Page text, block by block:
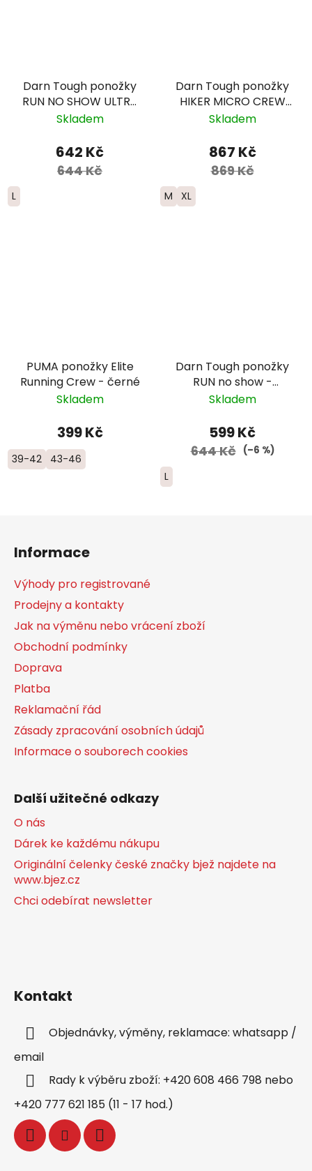
Darn Tough ponožky
RUN NO SHOW ULTRA
Lightweight Merino -
Skladem
642 Kč
644 Kč
L
Darn Tough ponožky
HIKER MICRO CREW
Midweight Merino -
fialové
Skladem
867 Kč
869 Kč
M XL
PUMA ponožky Elite
Running Crew - černé
Skladem
399 Kč
39-42 43-46
Darn Tough ponožky
RUN no show -
ultralightweight s
růžové
Skladem
599 Kč
644 Kč (–6 %)
L
Informace
Výhody pro registrované
Prodejny a kontakty
Jak na výměnu nebo vrácení zboží
Obchodní podmínky
Doprava
Platba
Reklamační řád
Zásady zpracování osobních údajů
Informace o souborech cookies
Další užitečné odkazy
O nás
Dárek ke každému nákupu
Originální čelenky české značky bjež najdete na
www.bjez.cz
Chci odebírat newsletter
Kontakt
Objednávky, výměny, reklamace: whatsapp /
email
Rady k výběru zboží: +420 608 466 798 nebo
+420 777 621 185 (11 - 17 hod.)